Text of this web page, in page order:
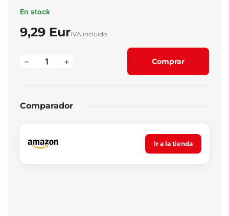
En stock
9,29 EurIVA incluido
+
– Comprar
Comparador
Ir a la tienda